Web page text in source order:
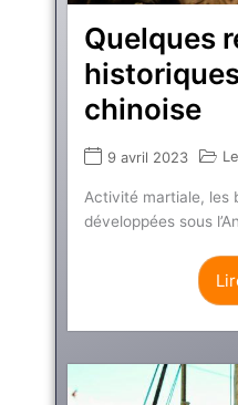
Quelques
chinoise
9 avril 2023
Activité martiale, les
développées sous